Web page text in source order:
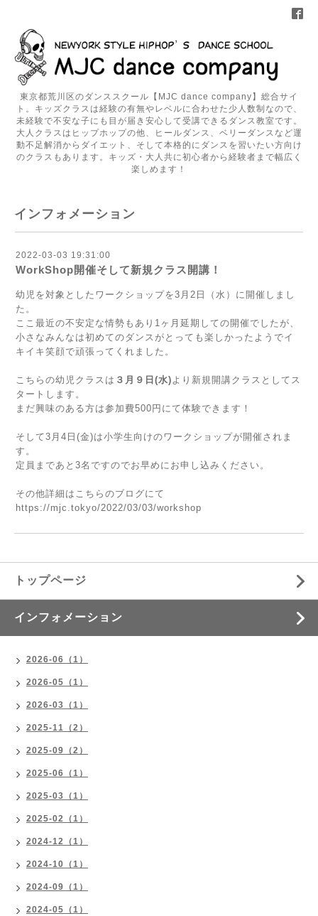
東京都荒川区のダンススクール【MJC dance company】総合サイ
ト。キッズクラスは経験の有無やレベルに合わせた少人数制なので、
未経験で不安な子にも目が届き安心して受講できるダンス教室です。
大人クラスはヒップホップの他、ヒールダンス、ベリーダンスなど運
動不足解消からダイエット、そして本格的にダンスを習いたい方向け
のクラスもあります。キッズ・大人共に初心者から経験者まで幅広く
楽しめます！
インフォメーション
2022-03-03 19:31:00
WorkShop開催そして新規クラス開講！
幼児を対象としたワークショップを3月2日（水）に開催しまし
た。
ここ最近の不安定な情勢もあり1ヶ月延期しての開催でしたが、
小さなみんなは初めてのダンスがとっても楽しかったようでイ
キイキ笑顔で頑張ってくれました。
こちらの幼児クラスは ３月９日(水)より新規開講クラスとしてス
タートします。
まだ興味のある方は参加費500円にて体験できます！
そして3月4日(金)は小学生向けのワークショップが開催されま
す。
定員まであと3名ですのでお早めにお申し込みください。
その他詳細はこちらのブログにて
https://mjc.tokyo/2022/03/03/workshop
トップページ
インフォメーション
2026-06（1）
2026-05（1）
2026-03（1）
2025-11（2）
2025-09（2）
2025-06（1）
2025-03（1）
2025-02（1）
2024-12（1）
2024-10（1）
2024-09（1）
2024-05（1）